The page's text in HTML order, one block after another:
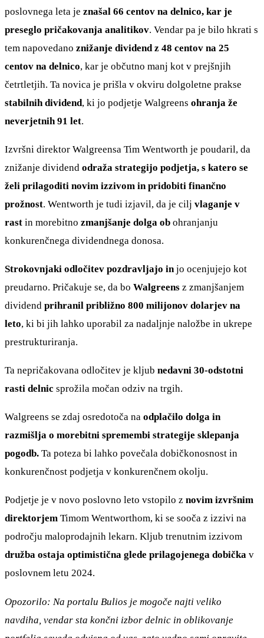
poslovnega leta je znašal 66 centov na delnico, kar je
preseglo pričakovanja analitikov. Vendar pa je bilo hkrati s
tem napovedano znižanje dividend z 48 centov na 25
centov na delnico, kar je občutno manj kot v prejšnjih
četrtletjih. Ta novica je prišla v okviru dolgoletne prakse
stabilnih dividend, ki jo podjetje Walgreens ohranja že
neverjetnih 91 let.
Izvršni direktor Walgreensa Tim Wentworth je poudaril, da
znižanje dividend odraža strategijo podjetja, s katero se
želi prilagoditi novim izzivom in pridobiti finančno
prožnost. Wentworth je tudi izjavil, da je cilj vlaganje v
rast in morebitno zmanjšanje dolga ob ohranjanju
konkurenčnega dividendnega donosa.
Strokovnjaki odločitev pozdravljajo injo ocenjujejo kot
preudarno. Pričakuje se, da bo Walgreens z zmanjšanjem
dividend prihranil približno 800 milijonov dolarjev na
leto, ki bi jih lahko uporabil za nadaljnje naložbe in ukrepe
prestrukturiranja.
Ta nepričakovana odločitev je kljub nedavni 30-odstotni
rasti delnic sprožila močan odziv na trgih.
Walgreens se zdaj osredotoča na odplačilo dolga in
razmišlja o morebitni spremembi strategije sklepanja
pogodb. Ta poteza bi lahko povečala dobičkonosnost in
konkurenčnost podjetja v konkurenčnem okolju.
Podjetje je v novo poslovno leto vstopilo z novim izvršnim
direktorjem Timom Wentworthom, ki se sooča z izzivi na
področju maloprodajnih lekarn. Kljub trenutnim izzivom
družba ostaja optimistična glede prilagojenega dobička v
poslovnem letu 2024.
Opozorilo: Na portalu Bulios je mogoče najti veliko
navdiha, vendar sta končni izbor delnic in oblikovanje